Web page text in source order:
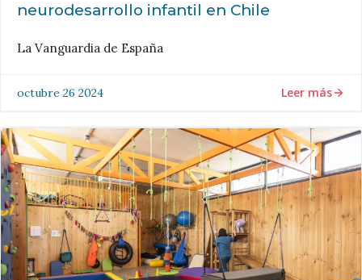
neurodesarrollo infantil en Chile
La Vanguardia de España
octubre 26 2024 Leer más